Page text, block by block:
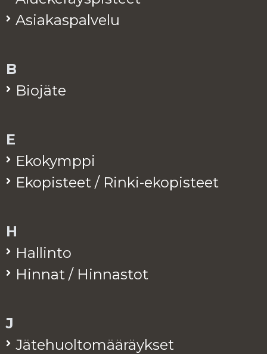
Asia­kas­pal­ve­lu
B
Bio­jä­te
E
Eko­kymp­pi
Eko­pis­teet / Rinki-eko­pis­teet
H
Hal­lin­to
Hin­nat / Hin­nas­tot
J
Jä­te­huol­to­mää­räyk­set